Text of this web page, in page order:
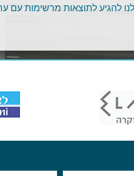
להגיע לתוצאות מרשימות עם